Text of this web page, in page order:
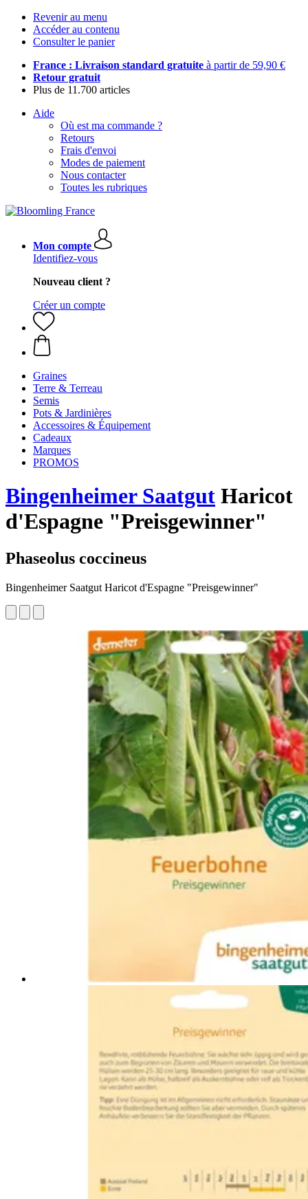
Revenir au menu
Accéder au contenu
Consulter le panier
France : Livraison standard gratuite à partir de 59,90 €
Retour gratuit
Plus de 11.700 articles
Aide
Où est ma commande ?
Retours
Frais d'envoi
Modes de paiement
Nous contacter
Toutes les rubriques
Mon compte
Identifiez-vous
Nouveau client ?
Créer un compte
Graines
Terre & Terreau
Semis
Pots & Jardinières
Accessoires & Équipement
Cadeaux
Marques
PROMOS
Bingenheimer Saatgut Haricot
d'Espagne "Preisgewinner"
Phaseolus coccineus
Bingenheimer Saatgut Haricot d'Espagne "Preisgewinner"